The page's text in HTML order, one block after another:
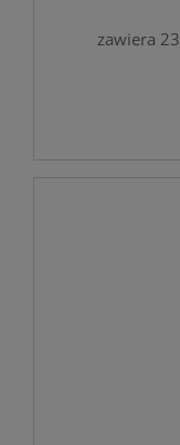
zawiera